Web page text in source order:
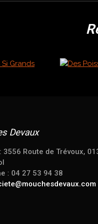
Devaux
3556 Route de Trévoux,
: 04 27 53 94 38